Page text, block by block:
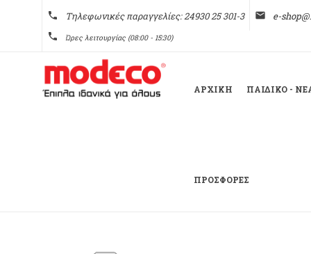
phone Τηλεφωνικές παραγγελίες: 24930 25 301-3
phone Ώρες λειτουργίας (08:00 - 15:30)
email e-
ΑΡΧΙΚΗ ΠΑΙΔΙΚΌ -
ΠΡΟΣΦΟΡΈΣ